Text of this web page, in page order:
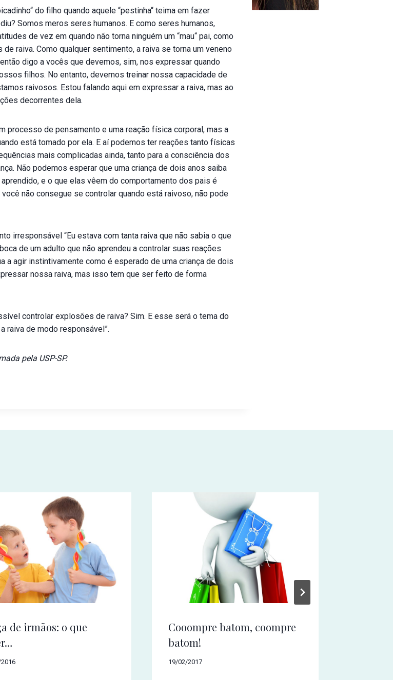
do filho quando aquele “pestinha“ teima em fazer
Somos meros seres humanos. E como seres humanos,
de vez em quando não torna ninguém um “mau“ pai, como
raiva. Como qualquer sentimento, a raiva se torna um veneno
digo a vocês que devemos, sim, nos expressar quando
filhos. No entanto, devemos treinar nossa capacidade de
raivosos. Estou falando aqui em expressar a raiva, mas ao
decorrentes dela.
processo de pensamento e uma reação física corporal, mas a
está tomado por ela. E aí podemos ter reações tanto físicas
mais complicadas ainda, tanto para a consciência dos
Não podemos esperar que uma criança de dois anos saiba
e o que elas vêem do comportamento dos pais é
não consegue se controlar quando está raivoso, não pode
irresponsável “Eu estava com tanta raiva que não sabia o que
de um adulto que não aprendeu a controlar suas reações
a agir instintivamente como é esperado de uma criança de dois
nossa raiva, mas isso tem que ser feito de forma
controlar explosões de raiva? Sim. E esse será o tema do
raiva de modo responsável”.
pela USP-SP.
de irmãos: o que
Cooompre batom, coompre
batom!
19/02/2017